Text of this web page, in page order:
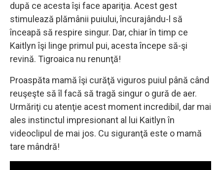
după ce acesta îşi face apariţia. Acest gest
stimulează plămânii puiului, încurajându-l să
înceapă să respire singur. Dar, chiar în timp ce
Kaitlyn îşi linge primul pui, acesta începe să-şi
revină. Tigroaica nu renunţă!
Proaspăta mamă îşi curăţă viguros puiul până când
reuşeşte să îl facă să tragă singur o gură de aer.
Urmăriţi cu atenţie acest moment incredibil, dar mai
ales instinctul impresionant al lui Kaitlyn în
videoclipul de mai jos. Cu siguranţă este o mamă
tare mândră!